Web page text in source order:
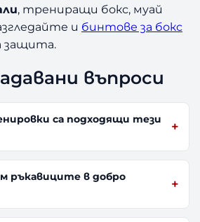
, трениращи бокс, муай
и бинтове за бокс
защита.
въпроси
са подходящи тези
ръкавиците в добро